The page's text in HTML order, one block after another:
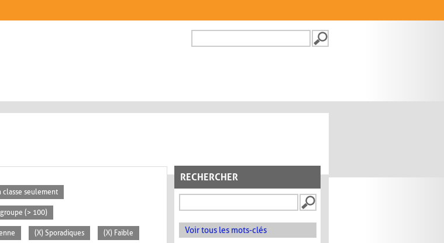
FORMULAIRE DE
RECHERCHER
Voir tous les mots-clés
classe seulement
(> 100)
(X) Sporadiques (X) Faible